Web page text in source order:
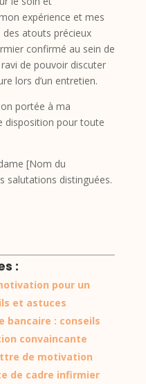
expérience et mes
atouts précieux
confirmé au sein de
de pouvoir discuter
lors d’un entretien.
portée à ma
disposition pour toute
[Nom du
salutations distinguées.
:
pour un
et astuces
bancaire : conseils
convaincante
de motivation
de cadre infirmier